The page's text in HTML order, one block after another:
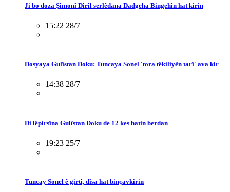
Ji bo doza Şîmonî Dîrîl serlêdana Dadgeha Bingehîn hat kirin
15:22 28/7
Dosyaya Gulîstan Doku: Tuncaya Sonel 'tora têkiliyên tarî' ava kir
14:38 28/7
Di lêpirsîna Gulîstan Doku de 12 kes hatin berdan
19:23 25/7
Tuncay Sonel ê girtî, dîsa hat binçavkirin